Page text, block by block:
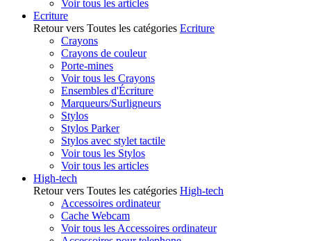
Voir tous les articles
Ecriture
Retour vers Toutes les catégories Ecriture
Crayons
Crayons de couleur
Porte-mines
Voir tous les Crayons
Ensembles d'Écriture
Marqueurs/Surligneurs
Stylos
Stylos Parker
Stylos avec stylet tactile
Voir tous les Stylos
Voir tous les articles
High-tech
Retour vers Toutes les catégories High-tech
Accessoires ordinateur
Cache Webcam
Voir tous les Accessoires ordinateur